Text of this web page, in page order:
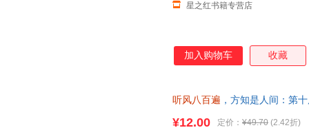
星之红书籍专营店
加入购物车 收藏
听风八百遍 ，方知是人间：第
¥12.00 定价： ¥49.70 (2.42折)